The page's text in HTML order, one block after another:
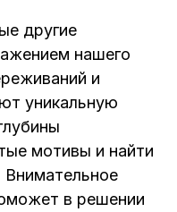
другие
нашего
и
уникальную
мотивы и найти
Внимательное
в решении